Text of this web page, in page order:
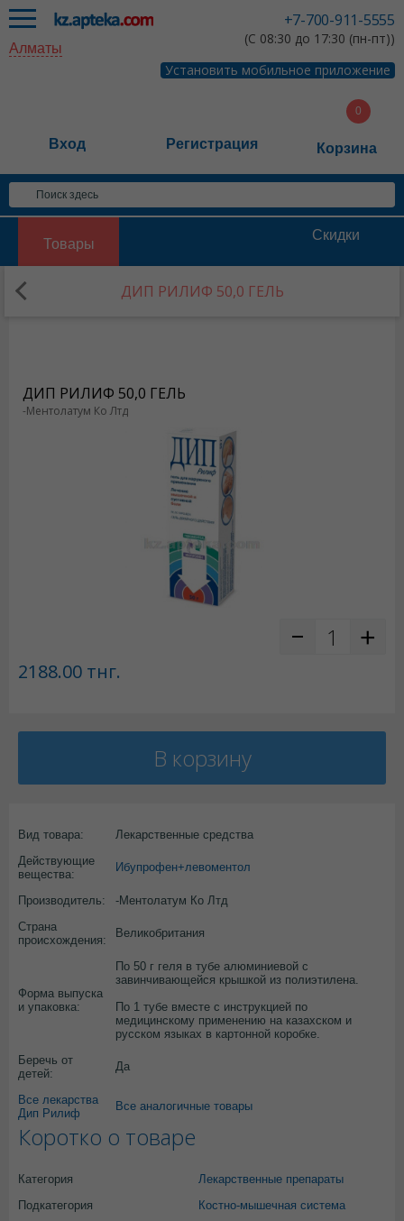
+7-700-911-5555
(С 08:30 до 17:30 (пн-пт))
Установить мобильное приложение
Алматы
Вход Регистрация Корзина
Товары
Скидки
ДИП РИЛИФ 50,0 ГЕЛЬ
ДИП РИЛИФ 50,0 ГЕЛЬ
-Ментолатум Ко Лтд
2188.00 тнг.
В корзину
Вид товара:
Лекарственные средства
Действующие
вещества:
Ибупрофен+левоментол
Производитель:
-Ментолатум Ко Лтд
Страна
происхождения:
Великобритания
Форма выпуска
и упаковка:
По 50 г геля в тубе алюминиевой с
завинчивающейся крышкой из полиэтилена.
По 1 тубе вместе с инструкцией по
медицинскому применению на казахском и
русском языках в картонной коробке.
Беречь от
детей:
Да
Все лекарства
Дип Рилиф
Все аналогичные товары
Коротко о товаре
Категория
Лекарственные препараты
Подкатегория
Костно-мышечная система